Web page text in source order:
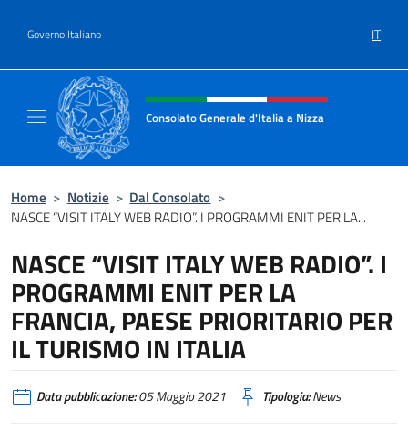
Governo Italiano IT
Intestazione sito, social e menù
Consolato Generale d'Italia a Nizza
Home > Notizie > Dal Consolato >
NASCE “VISIT ITALY WEB RADIO”. I PROGRAMMI ENIT PER LA...
NASCE “VISIT ITALY WEB RADIO”. I
PROGRAMMI ENIT PER LA
FRANCIA, PAESE PRIORITARIO PER
IL TURISMO IN ITALIA
Data pubblicazione:05 Maggio 2021 Tipologia:News